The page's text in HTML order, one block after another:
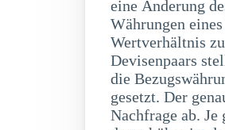
eine Änderung
Währungen
Wertverhältnis
Devisenpaars
die
gesetzt. Der
Nachfrage ab.